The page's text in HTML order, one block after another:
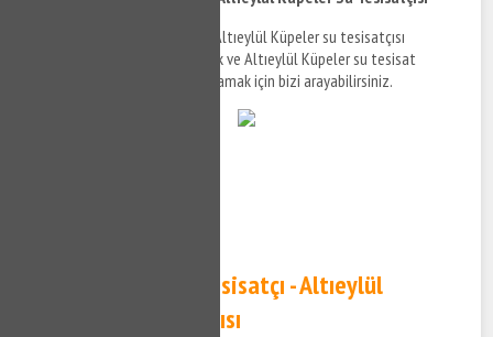
Altıeylül Küpeler tesisatçı ve Altıeylül Küpeler su tesisatçısı
hizmetleri hakkında bilgi almak ve Altıeylül Küpeler su tesisat
hakkında detaylara erişim sağlamak için bizi arayabilirsiniz.
Altıeylül Küpeler Tesisatçı - Altıeylül
Küpeler Su Tesisatçısı